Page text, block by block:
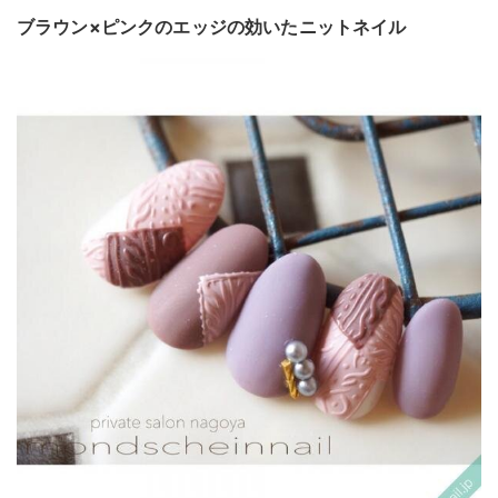
ブラウン×ピンクのエッジの効いたニットネイル